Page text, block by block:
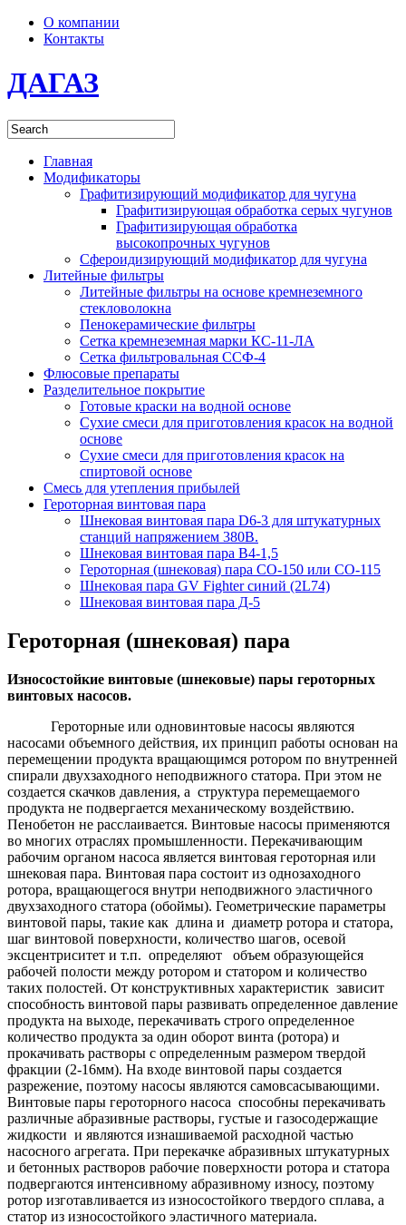
О компании
Контакты
ДАГАЗ
Главная
Модификаторы
Графитизирующий модификатор для чугуна
Графитизирующая обработка серых чугунов
Графитизирующая обработка
высокопрочных чугунов
Сфероидизирующий модификатор для чугуна
Литейные фильтры
Литейные фильтры на основе кремнеземного
стекловолокна
Пенокерамические фильтры
Сетка кремнеземная марки КС-11-ЛА
Сетка фильтровальная ССФ-4
Флюсовые препараты
Разделительное покрытие
Готовые краски на водной основе
Сухие смеси для приготовления красок на водной
основе
Сухие смеси для приготовления красок на
спиртовой основе
Смесь для утепления прибылей
Героторная винтовая пара
Шнековая винтовая пара D6-3 для штукатурных
станций напряжением 380В.
Шнековая винтовая пара В4-1,5
Героторная (шнековая) пара СО-150 или СО-115
Шнековая пара GV Fighter синий (2L74)
Шнековая винтовая пара Д-5
Героторная (шнековая) пара
Износостойкие винтовые (шнековые) пары героторных
винтовых насосов.
Героторные или одновинтовые насосы являются
насосами объемного действия, их принцип работы основан на
перемещении продукта вращающимся ротором по внутренней
спирали двухзаходного неподвижного статора. При этом не
создается скачков давления, а структура перемещаемого
продукта не подвергается механическому воздействию.
Пенобетон не расслаивается. Винтовые насосы применяются
во многих отраслях промышленности. Перекачивающим
рабочим органом насоса является винтовая героторная или
шнековая пара. Винтовая пара состоит из однозаходного
ротора, вращающегося внутри неподвижного эластичного
двухзаходного статора (обоймы). Геометрические параметры
винтовой пары, такие как длина и диаметр ротора и статора,
шаг винтовой поверхности, количество шагов, осевой
эксцентриситет и т.п. определяют объем образующейся
рабочей полости между ротором и статором и количество
таких полостей. От конструктивных характеристик зависит
способность винтовой пары развивать определенное давление
продукта на выходе, перекачивать строго определенное
количество продукта за один оборот винта (ротора) и
прокачивать растворы с определенным размером твердой
фракции (2-16мм). На входе винтовой пары создается
разрежение, поэтому насосы являются самовсасывающими.
Винтовые пары героторного насоса способны перекачивать
различные абразивные растворы, густые и газосодержащие
жидкости и являются изнашиваемой расходной частью
насосного агрегата. При перекачке абразивных штукатурных
и бетонных растворов рабочие поверхности ротора и статора
подвергаются интенсивному абразивному износу, поэтому
ротор изготавливается из износостойкого твердого сплава, а
статор из износостойкого эластичного материала.